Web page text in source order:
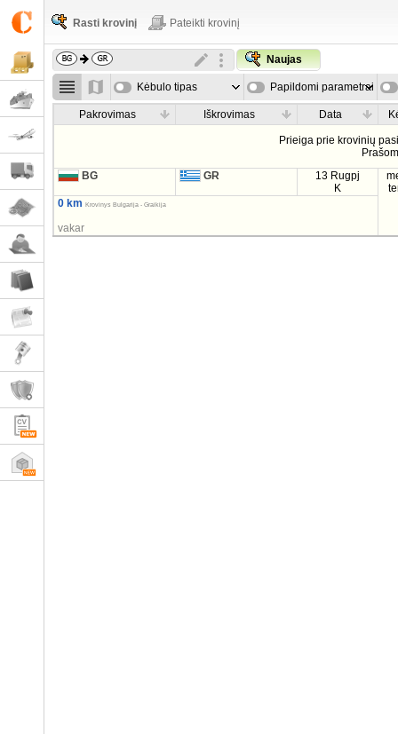
Rasti krovinį Pateikti krovinį
Naujas
Kėbulo tipas Papildomi parametrai
Pakrovimas Iškrovimas Data
Prieiga prie krovinių
BG
GR
13 Rugpj
K
0 km
Krovinys Bulgarija - Graikija
vakar